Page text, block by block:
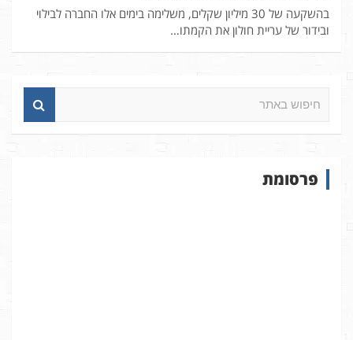
בהשקעה של 30 מיליון שקלים, משלימה בימים אלו החברה לבילוי
ובידור של עריית חולון את הקמתו…
א
פרסומת